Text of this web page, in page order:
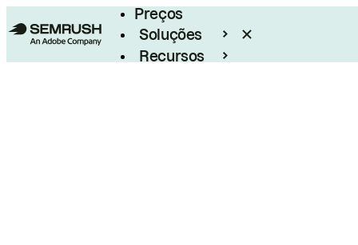
Preços
Soluções
Recursos